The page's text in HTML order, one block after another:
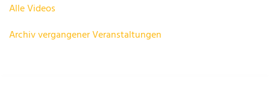
Alle Videos
Archiv vergangener Veranstaltungen